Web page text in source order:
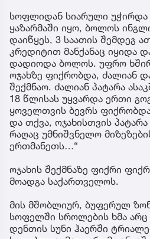
სოფლიდან სიარული უჭირდა
ყაზარმაში იყო, ბოლოს
დაიწყეს, 3 საათის შემდეგ
კრედიტით მანქანაც იყიდა
დადიოდა ბოლოს. უფრო
ოჯახზე ფიქრობდა, ძალიან
შექმნაო. ძალიან პატარა
18 წლისას უყვარდა ერთი
ყოველთვის ბევრს
და თქვა, ოჯახისთვის
რაღაც უმნიშვნელო
ერთმანეთს…“
ოჯახის შექმნაზე ფიქრი
მოადგა საქართველოს.
მის მშობლიურ, ბუფერულ
სოფელში სროლების ხმა არც
დენთის სუნი ჰაერში